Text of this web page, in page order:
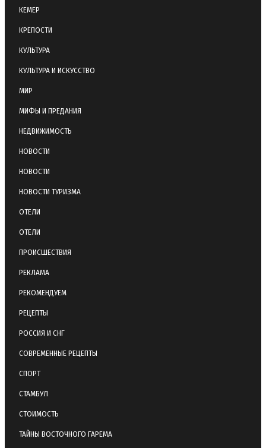
КЕМЕР
КРЕПОСТИ
КУЛЬТУРА
КУЛЬТУРА И ИСКУССТВО
МИР
МИФЫ И ПРЕДАНИЯ
НЕДВИЖИМОСТЬ
НОВОСТИ
НОВОСТИ
НОВОСТИ ТУРИЗМА
ОТЕЛИ
ОТЕЛИ
ПРОИСШЕСТВИЯ
РЕКЛАМА
РЕКОМЕНДУЕМ
РЕЦЕПТЫ
РОССИЯ И СНГ
СОВРЕМЕННЫЕ РЕЦЕПТЫ
СПОРТ
СТАМБУЛ
СТОИМОСТЬ
ТАЙНЫ ВОСТОЧНОГО ГАРЕМА